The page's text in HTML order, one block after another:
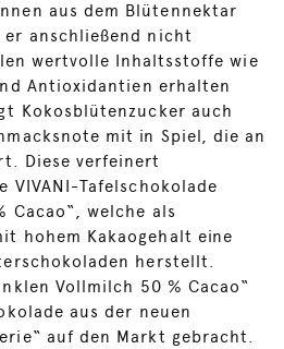
aus dem Blütennektar
er anschließend nicht
wertvolle Inhaltsstoffe wie
Antioxidantien erhalten
Kokosblütenzucker auch
mit in Spiel, die an
Diese verfeinert
VIVANI-Tafelschokolade
Cacao“, welche als
hohem Kakaogehalt eine
herstellt.
Vollmilch 50 % Cacao“
aus der neuen
auf den Markt gebracht.